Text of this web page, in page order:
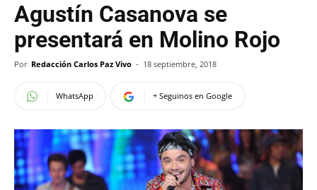
Agustín Casanova se
presentará en Molino Rojo
Por Redacción Carlos Paz Vivo - 18 septiembre, 2018
WhatsApp + Seguinos en Google